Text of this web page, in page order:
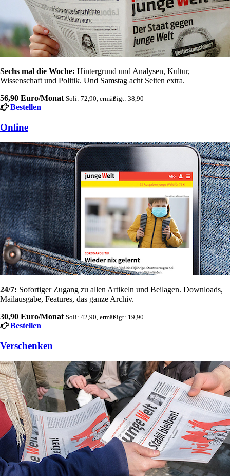
Sechs mal die Woche: Hintergrund und Analysen, Kultur,
Wissenschaft und Politik. Und Samstag acht Seiten extra.
56,90 Euro/Monat Soli: 72,90, ermäßigt: 38,90
Bestellen
Online
24/7: Sofortiger Zugang zu allen Artikeln und Beilagen. Downloads,
Mailausgabe, Features, das ganze Archiv.
30,90 Euro/Monat Soli: 42,90, ermäßigt: 19,90
Bestellen
Verschenken